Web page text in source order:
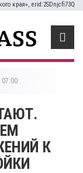
края», erid:2SDnjcfi73Q
К